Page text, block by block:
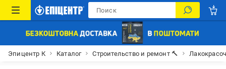
Эпицентр К Каталог Строительство и ремонт 🔨